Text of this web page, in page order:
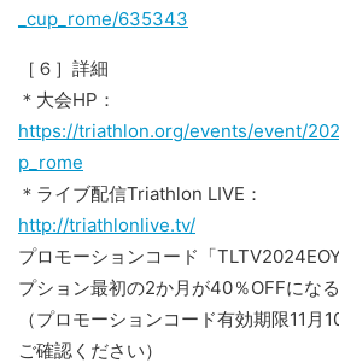
_cup_rome/635343
［６］詳細
＊大会HP：
https://triathlon.org/events/event/
p_rome
＊ライブ配信Triathlon LIVE：
http://triathlonlive.tv/
プロモーションコード「
プション最初の2か月が40％OFFにな
（プロモーションコード有効期限11月
ご確認ください）